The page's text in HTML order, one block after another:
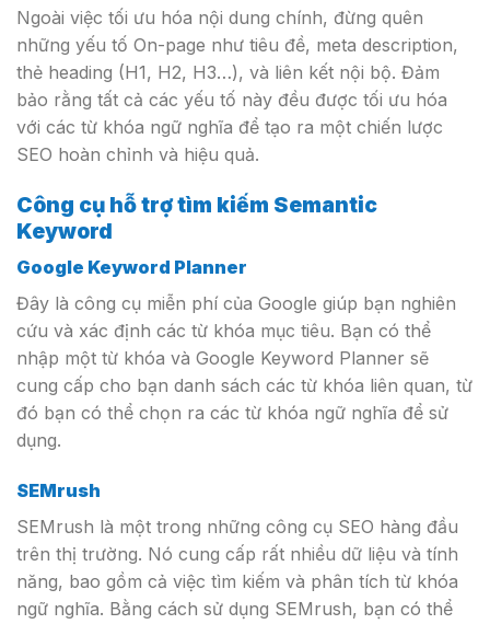
Ngoài việc tối ưu hóa nội dung chính, đừng quên
những yếu tố On-page như tiêu đề, meta description,
thẻ heading (H1, H2, H3…), và liên kết nội bộ. Đảm
bảo rằng tất cả các yếu tố này đều được tối ưu hóa
với các từ khóa ngữ nghĩa để tạo ra một chiến lược
SEO hoàn chỉnh và hiệu quả.
Công cụ hỗ trợ tìm kiếm Semantic
Keyword
Google Keyword Planner
Đây là công cụ miễn phí của Google giúp bạn nghiên
cứu và xác định các từ khóa mục tiêu. Bạn có thể
nhập một từ khóa và Google Keyword Planner sẽ
cung cấp cho bạn danh sách các từ khóa liên quan, từ
đó bạn có thể chọn ra các từ khóa ngữ nghĩa để sử
dụng.
SEMrush
SEMrush là một trong những công cụ SEO hàng đầu
trên thị trường. Nó cung cấp rất nhiều dữ liệu và tính
năng, bao gồm cả việc tìm kiếm và phân tích từ khóa
ngữ nghĩa. Bằng cách sử dụng SEMrush, bạn có thể